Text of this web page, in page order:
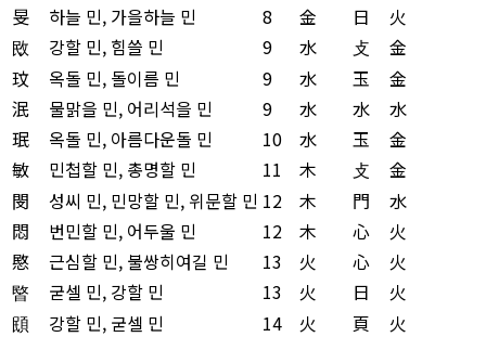
旻
하늘 민, 가을하늘 민 8 金 日
火
敃
강할 민, 힘쓸 민 9 水 攴
金
玟
옥돌 민, 돌이름 민 9 水 玉
金
泯
물맑을 민, 어리석을 민 9 水 水
水
珉
옥돌 민, 아름다운돌 민 10 水 玉
金
敏
민첩할 민, 총명할 민 11 木 攴
金
閔
성씨 민, 민망할 민, 위문할 민 12 木 門
水
悶
번민할 민, 어두울 민 12 木 心
火
愍
근심할 민, 불쌍히여길 민 13 火 心
火
暋
굳셀 민, 강할 민 13 火 日
火
䪸
강할 민, 굳셀 민 14 火 頁
火